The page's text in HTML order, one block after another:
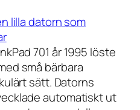
lilla datorn som
701 år 1995 löste
små bärbara
sätt. Datorns
automatiskt ut